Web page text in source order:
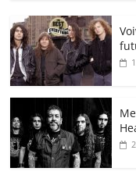
c
e
b
o
o
k
itt
er
ai